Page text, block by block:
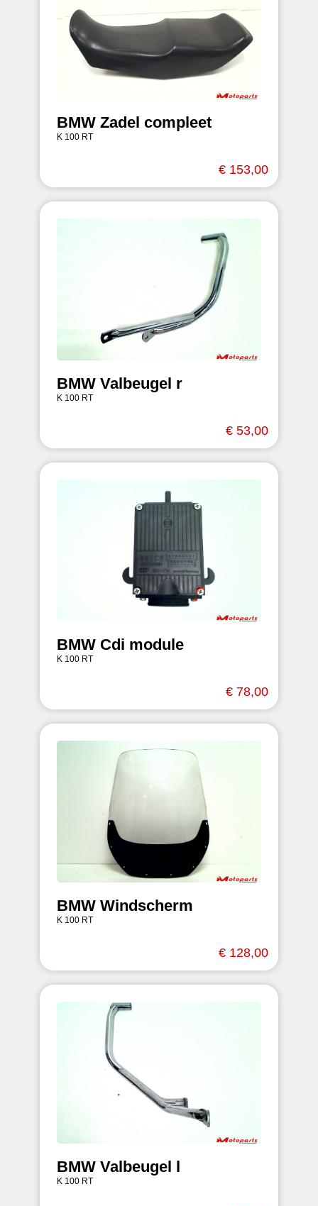
BMW Zadel compleet
K 100 RT
€ 153,00
BMW Valbeugel r
K 100 RT
€ 53,00
BMW Cdi module
K 100 RT
€ 78,00
BMW Windscherm
K 100 RT
€ 128,00
BMW Valbeugel l
K 100 RT